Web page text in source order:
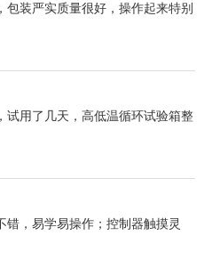
包装严实质量很好，操作起来特别
试用了几天，高低温循环试验箱整
错，易学易操作；控制器触摸灵